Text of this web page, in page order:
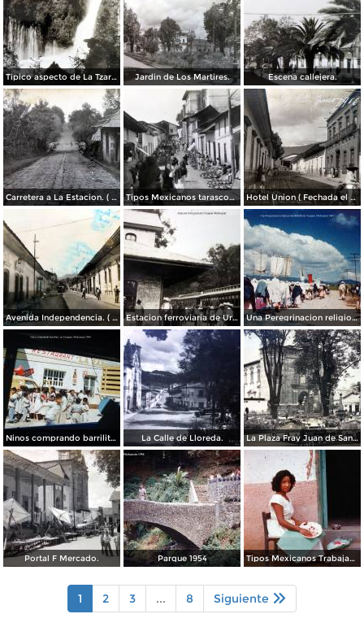
Tipico aspecto de La Tzaracua. Jardin de Los Martires. Escena callejera.
Carretera a La Estacion. ( Circulada el 26 de Junio de 1932 ). Tipos Mexicanos tarascos en dia de mercado.. Hotel Union ( Fechada el 18 de Junio de 1916 ).
Avenida Independencia. ( Circulada el 21 de Julio de 1955 ). Estacion ferroviaria de Uruapan Michoacán ( Circulada el 24 de Mayo de 1930 ). Una Peregrinacion religiosa alrededores de Uruapan, Michoacán 1960
Ninos comprando barrilitos en Uruapan, Michoacán 1960. La Calle de Lloreda. La Plaza Fray Juan de San Miguel.
Portal F Mercado. Parque 1954 Tipos Mexicanos Trabajando en la laca.
1 2 3 ... 8 Siguiente